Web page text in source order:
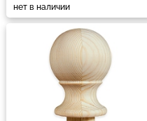
нет в наличии